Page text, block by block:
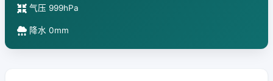
气压 999hPa
降水 0mm